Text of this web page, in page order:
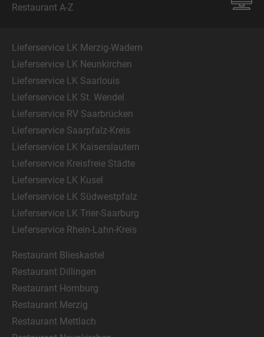
Restaurant A-Z
Lieferservice LK Merzig-Wadern
Lieferservice LK Neunkirchen
Lieferservice LK Saarlouis
Lieferservice LK St. Wendel
Lieferservice RV Saarbrücken
Lieferservice Saarpfalz-Kreis
Lieferservice LK Kaiserslautern
Lieferservice Kreisfreie Städte
Lieferservice LK Kusel
Lieferservice LK Südwestpfalz
Lieferservice LK Trier-Saarburg
Lieferservice Rhein-Lahn-Kreis
Restaurant Blieskastel
Restaurant Dillingen
Restaurant Homburg
Restaurant Merzig
Restaurant Mettlach